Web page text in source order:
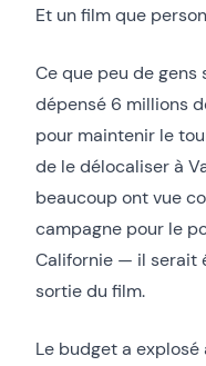
Et un film que
Ce que peu de gens
dépensé 6 millions
pour maintenir le
de le délocaliser à
beaucoup ont vue
campagne pour le
Californie — il serait
sortie du film.
Le budget a explosé